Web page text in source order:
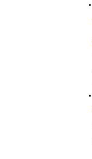
•
•